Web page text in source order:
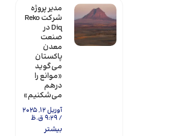
مدیر پروژه
شرکت Reko
Diq در
صنعت
معدن
پاکستان
می‌گوید
«موانع را
درهم
می‌شکنیم»
آوریل 12, 2025
9:29 ق.ظ
بیشتر